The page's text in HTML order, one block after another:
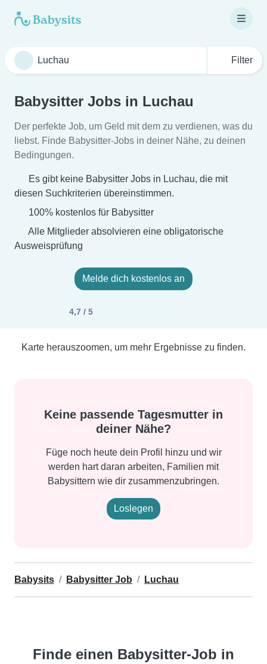
Filter
Babysitter Jobs in Luchau
Der perfekte Job, um Geld mit dem zu verdienen, was du
liebst. Finde Babysitter-Jobs in deiner Nähe, zu deinen
Bedingungen.
Es gibt keine Babysitter Jobs in Luchau, die mit
diesen Suchkriterien übereinstimmen.
100% kostenlos für Babysitter
Alle Mitglieder absolvieren eine obligatorische
Ausweisprüfung
Melde dich kostenlos an
4,7 / 5
Karte herauszoomen, um mehr Ergebnisse zu finden.
Keine passende Tagesmutter in
deiner Nähe?
Füge noch heute dein Profil hinzu und wir
werden hart daran arbeiten, Familien mit
Babysittern wie dir zusammenzubringen.
Loslegen
Babysits Babysitter Job Luchau
Finde einen Babysitter-Job in